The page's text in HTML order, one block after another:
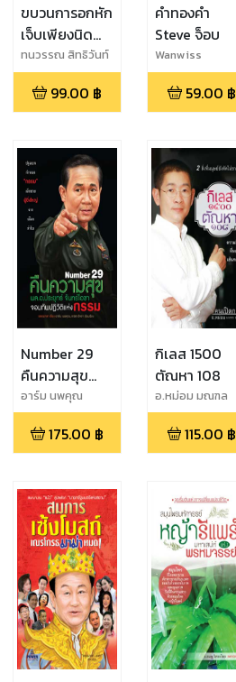
ขบวนการอกหัก
เจ็บเพียงนิด
พรุ่งนี้ก็หาย
ทนวรรณ สิทธิวันท์
99.00 ฿
คำทองคำ
Steve จ็อบ
Wanwiss
Nooyong
59.00 ฿
Number 29
คืนความสุข
พล.อ.ประยุทธ์
จันทร์โอชา
จอมทัพปฏิวัติ
อาร์ม นพคุณ
175.00 ฿
กิเลส 1500
ตัณหา 108
อ.หม่อม มณฑล
สายทัศน์
115.00 ฿